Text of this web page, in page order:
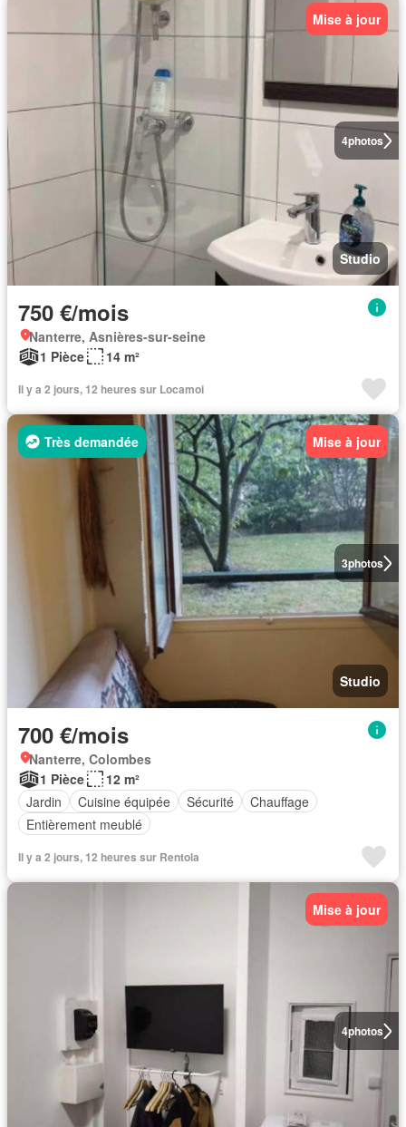
4photos
Mise à jour
Studio
750 €/mois
Nanterre, Asnières-sur-seine
1 Pièce
14 m²
Il y a 2 jours, 12 heures sur Locamoi
3photos
Très demandée Mise à jour
Studio
700 €/mois
Nanterre, Colombes
1 Pièce
12 m²
Jardin
Cuisine équipée Sécurité
Chauffage
Entièrement meublé
Il y a 2 jours, 12 heures sur Rentola
4photos
Mise à jour